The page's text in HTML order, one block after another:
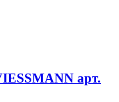
арт.